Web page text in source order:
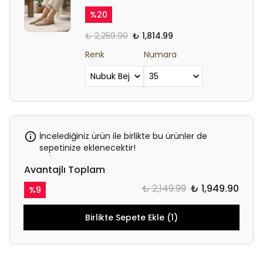
%20
₺ 2,259.90 ₺ 1,814.99
Renk
Numara
İncelediğiniz ürün ile birlikte bu ürünler de
sepetinize eklenecektir!
Avantajlı Toplam
%9 ₺ 2,149.99 ₺ 1,949.90
Birlikte Sepete Ekle (1)